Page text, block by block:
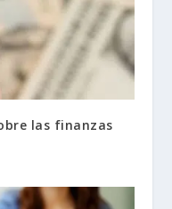
las finanzas